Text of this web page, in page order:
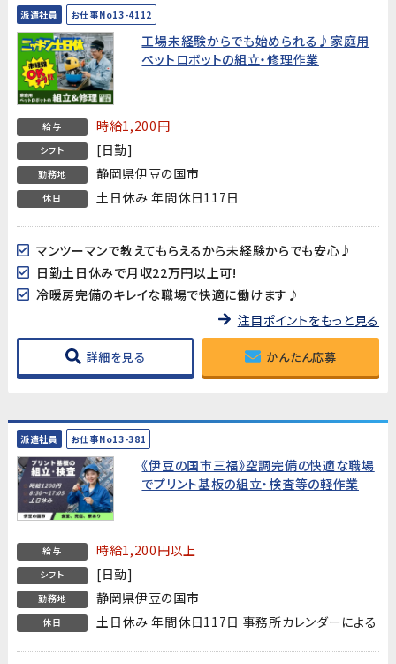
派遣社員 お仕事No13-4112
工場未経験からでも始められる♪家庭用
ペットロボットの組立・修理作業
給与 時給1,200円
シフト [日勤]
勤務地 静岡県伊豆の国市
休日 土日休み 年間休日117日
マンツーマンで教えてもらえるから未経験からでも安心♪
日勤土日休みで月収22万円以上可!
冷暖房完備のキレイな職場で快適に働けます♪
注目ポイントをもっと見る
詳細を見る かんたん応募
派遣社員 お仕事No13-381
《伊豆の国市三福》空調完備の快適な職場
でプリント基板の組立・検査等の軽作業
給与 時給1,200円以上
シフト [日勤]
勤務地 静岡県伊豆の国市
休日 土日休み 年間休日117日 事務所カレンダーによる